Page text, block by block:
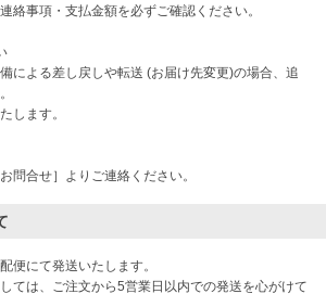
絡事項・支払金額を必ずご確認ください。
による差し戻しや転送 (お届け先変更)の場合、追
します。
問合せ］よりご連絡ください。
便にて発送いたします。
ては、ご注文から5営業日以内での発送を心がけて